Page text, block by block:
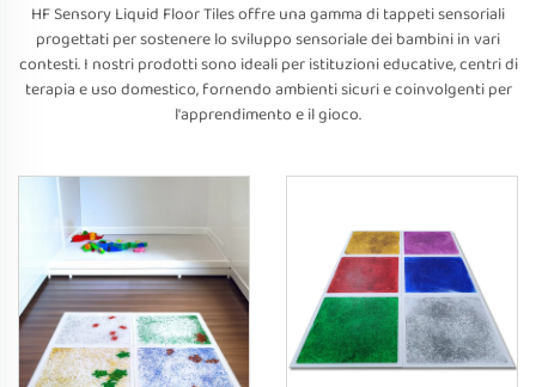
HF Sensory Liquid Floor Tiles offre una gamma di tappeti sensoriali
progettati per sostenere lo sviluppo sensoriale dei bambini in vari
contesti. I nostri prodotti sono ideali per istituzioni educative, centri di
terapia e uso domestico, fornendo ambienti sicuri e coinvolgenti per
l'apprendimento e il gioco.